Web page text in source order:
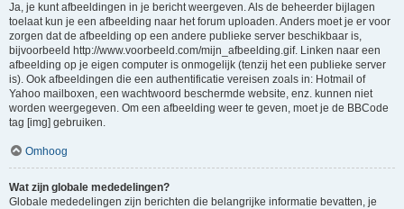
Ja, je kunt afbeeldingen in je bericht weergeven. Als de beheerder bijlagen
toelaat kun je een afbeelding naar het forum uploaden. Anders moet je er voor
zorgen dat de afbeelding op een andere publieke server beschikbaar is,
bijvoorbeeld http://www.voorbeeld.com/mijn_afbeelding.gif. Linken naar een
afbeelding op je eigen computer is onmogelijk (tenzij het een publieke server
is). Ook afbeeldingen die een authentificatie vereisen zoals in: Hotmail of
Yahoo mailboxen, een wachtwoord beschermde website, enz. kunnen niet
worden weergegeven. Om een afbeelding weer te geven, moet je de BBCode
tag [img] gebruiken.
Omhoog
Wat zijn globale mededelingen?
Globale mededelingen zijn berichten die belangrijke informatie bevatten, je